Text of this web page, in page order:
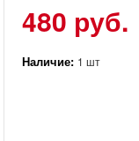
480 руб.
Наличие: 1 шт